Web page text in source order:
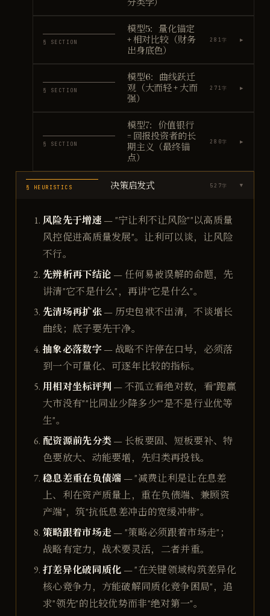
§ SECTION
模型5：量化锚定
+ 相对比较（财务
出身底色）
281字 ▶
§ SECTION
模型6：曲线跃迁
观（大而轻 + 大而
强）
271字 ▶
§ SECTION
模型7：价值银行
= 回报投资者的长
期主义（最终锚
点）
280字 ▶
§ HEURISTICS 决策启发式 527字 ▶
风险先于增速 — "宁让利不让风险""以高质量
风控促进高质量发展"。让利可以谈，让风险
不行。
先辨析再下结论 — 任何易被误解的命题，先
讲清"它不是什么"，再讲"它是什么"。
先清场再扩张— 历史包袱不出清，不谈增长
曲线；底子要先干净。
抽象必落数字— 战略不许停在口号，必须落
到一个可量化、可逐年比较的指标。
用相对坐标评判— 不孤立看绝对数，看"跑赢
大市没有""比同业少降多少""是不是行业优等
生"。
配资源前先分类— 长板要固、短板要补、特
色要放大、动能要增，先归类再投钱。
稳息差重在负债端 — "减费让利是让在息差
上、利在资产质量上，重在负债端、兼顾资
产端"，筑"抗低息差冲击的宽缓冲带"。
策略跟着市场走— "策略必须跟着市场走"；
战略有定力，战术要灵活，二者并重。
打差异化破同质化 — "在关键领域构筑差异化
核心竞争力，方能破解同质化竞争困局"，追
求"领先"的比较优势而非"绝对第一"。